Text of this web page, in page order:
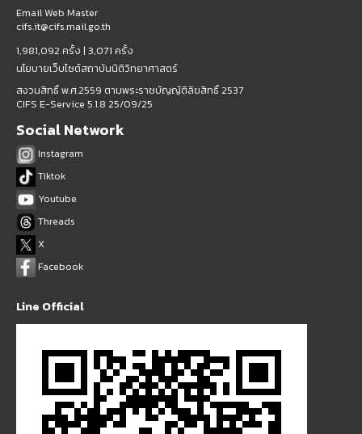
Email Web Master
cifs.it@cifs.mail.go.th
1,981,092 ครั้ง | 3,071 ครั้ง
นโยบายเว็บไซต์สถาบันนิติวิทยาศาสตร์
สงวนสิทธิ์ พ.ศ.2559 ตามพระราชบัญญัติลิขสิทธิ์ 2537
CIFS E-Service 5.1.8 25/09/25
Social Network
Instagram
Tiktok
Youtube
Threads
X
Facebook
Line Official